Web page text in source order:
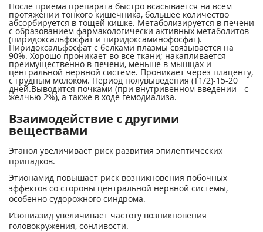
После приема препарата быстро всасывается на всем
протяжении тонкого кишечника, большее количество
абсорбируется в тощей кишке. Метаболизируется в печени
с образованием фармакологически активных метаболитов
(пиридоксальфосфат и пиридоксаминофосфат).
Пиридоксальфосфат с белками плазмы связывается на
90%. Хорошо проникает во все ткани; накапливается
преимущественно в печени, меньше в мышцах и
центральной нервной системе. Проникает через плаценту,
с грудным молоком. Период полувыведения (Т1/2)-15-20
дней.Выводится почками (при внутривенном введении - с
желчью 2%), а также в ходе гемодиализа.
Взаимодействие с другими
веществами
Этанол увеличивает риск развития эпилептических
припадков.
Этионамид повышает риск возникновения побочных
эффектов со стороны центральной нервной системы,
особенно судорожного синдрома.
Изониазид увеличивает частоту возникновения
головокружения, сонливости.